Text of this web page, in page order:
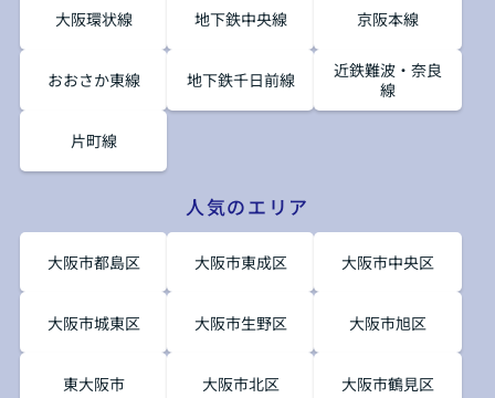
大阪環状線 地下鉄中央線 京阪本線
おおさか東線 地下鉄千日前線
近鉄難波・奈良
線
片町線
人気のエリア
大阪市都島区 大阪市東成区 大阪市中央区
大阪市城東区 大阪市生野区 大阪市旭区
東大阪市 大阪市北区 大阪市鶴見区